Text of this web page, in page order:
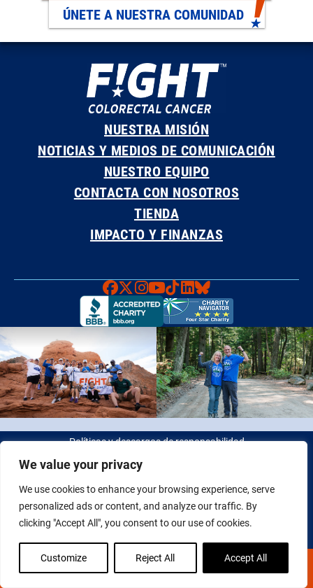
We value your privacy
We use cookies to enhance your browsing experience, serve
personalized ads or content, and analyze our traffic. By
clicking "Accept All", you consent to our use of cookies.
Customize Reject All Accept All
ÚNETE A NUESTRA COMUNIDAD
NUESTRA MISIÓN
NOTICIAS Y MEDIOS DE COMUNICACIÓN
NUESTRO EQUIPO
CONTACTA CON NOSOTROS
TIENDA
IMPACTO Y FINANZAS
Faceboook
X Instagram
YouTube
TikTok
LinkedIn
Bluesky
Políticas y descargos de responsabilidad
© 2026 Fight Colorectal Cancer. Todos los derechos reservados.
Identificación fiscal: 20-2622550
DONA AHORA